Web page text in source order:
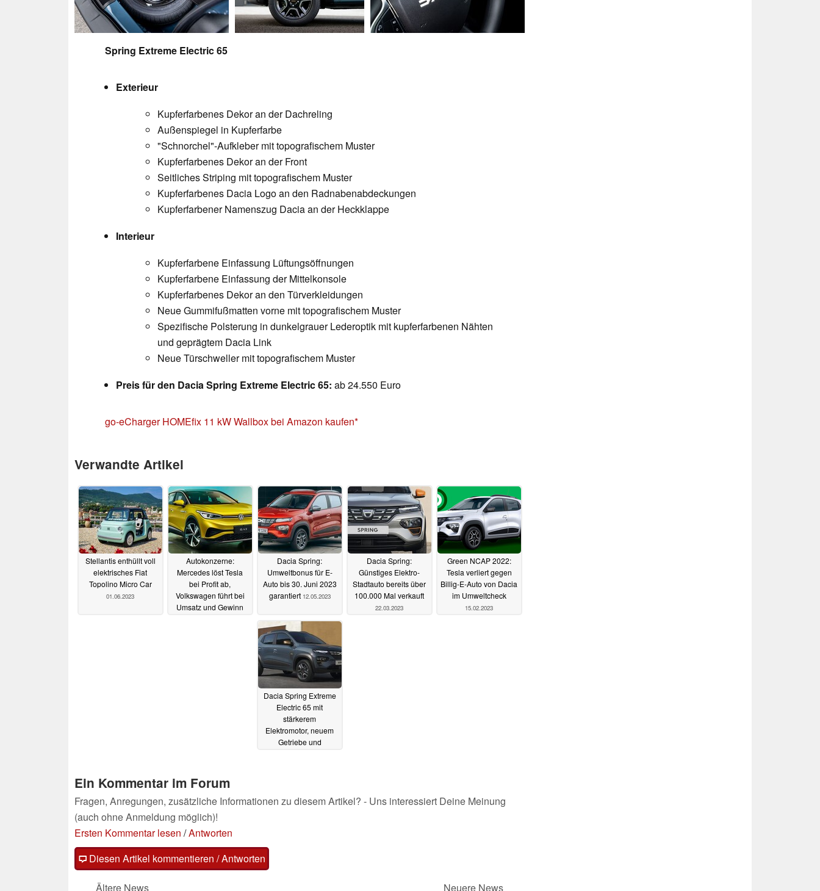
Spring Extreme Electric 65
Exterieur
Kupferfarbenes Dekor an der Dachreling
Außenspiegel in Kupferfarbe
"Schnorchel"-Aufkleber mit topografischem Muster
Kupferfarbenes Dekor an der Front
Seitliches Striping mit topografischem Muster
Kupferfarbenes Dacia Logo an den Radnabenabdeckungen
Kupferfarbener Namenszug Dacia an der Heckklappe
Interieur
Kupferfarbene Einfassung Lüftungsöffnungen
Kupferfarbene Einfassung der Mittelkonsole
Kupferfarbenes Dekor an den Türverkleidungen
Neue Gummifußmatten vorne mit topografischem Muster
Spezifische Polsterung in dunkelgrauer Lederoptik mit kupferfarbenen Nähten
und geprägtem Dacia Link
Neue Türschweller mit topografischem Muster
Preis für den Dacia Spring Extreme Electric 65: ab 24.550 Euro
go-eCharger HOMEfix 11 kW Wallbox bei Amazon kaufen
Verwandte Artikel
Stellantis enthüllt voll
elektrisches Fiat
Topolino Micro Car
01.06.2023
Autokonzerne:
Mercedes löst Tesla
bei Profit ab,
Volkswagen führt bei
Umsatz und Gewinn
Dacia Spring:
Umweltbonus für E-
Auto bis 30. Juni 2023
garantiert 12.05.2023
Dacia Spring:
Günstiges Elektro-
Stadtauto bereits über
100.000 Mal verkauft
22.03.2023
Green NCAP 2022:
Tesla verliert gegen
Billig-E-Auto von Dacia
im Umweltcheck
15.02.2023
Dacia Spring Extreme
Electric 65 mit
stärkerem
Elektromotor, neuem
Getriebe und
Ein Kommentar im Forum
Fragen, Anregungen, zusätzliche Informationen zu diesem Artikel? - Uns interessiert Deine Meinung
(auch ohne Anmeldung möglich)!
Ersten Kommentar lesen /Antworten
Diesen Artikel kommentieren / Antworten
Ältere News Neuere News